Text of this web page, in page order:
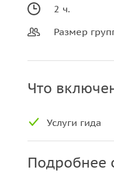
2 ч.
Размер
Что
Услуги гида
Подробнее